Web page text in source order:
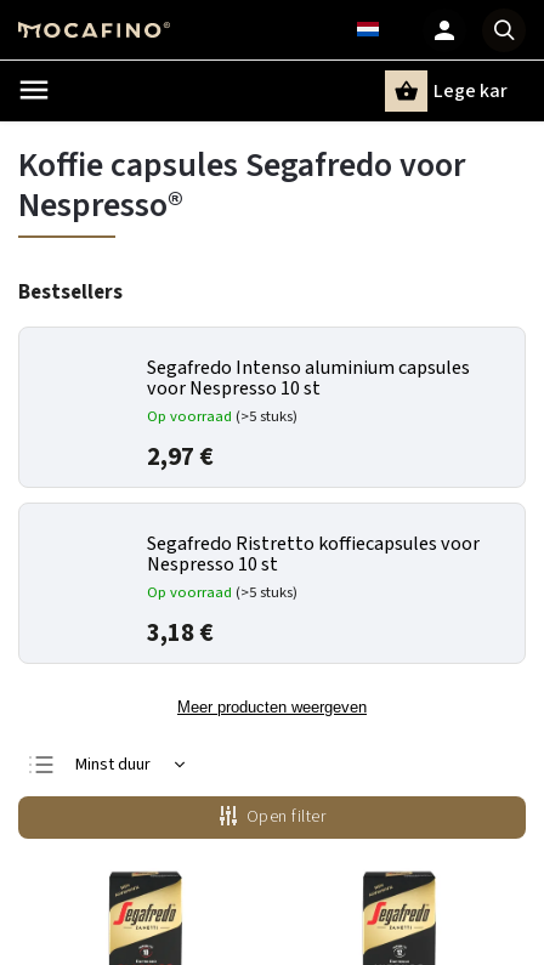
Lege kar
Koffie capsules Segafredo voor
Nespresso®
Bestsellers
Segafredo Intenso aluminium capsules
voor Nespresso 10 st
Op voorraad (>5 stuks)
2,97 €
Segafredo Ristretto koffiecapsules voor
Nespresso 10 st
Op voorraad (>5 stuks)
3,18 €
Meer producten weergeven
Minst duur
Duurste
Bestsellers
Alfabetisch
Open filter